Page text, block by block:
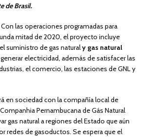
de Brasil.
Con las operaciones programadas para
mitad de 2020, el proyecto incluye
suministro de gas naturaly gas natural
electricidad, además de satisfacer las
el comercio, las estaciones de GNL y
en sociedad con la compañía local de
Pernambucana de Gás Natural
gas natural a regiones del Estado que aún
redes de gasoductos. Se espera que el